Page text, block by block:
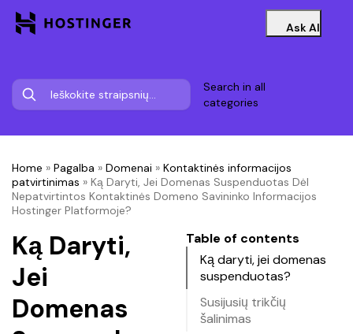
Ask AI
Search in all
categories
Home » Pagalba » Domenai » Kontaktinės informacijos
patvirtinimas » Ką Daryti, Jei Domenas Suspenduotas Dėl
Nepatvirtintos Kontaktinės Domeno Savininko Informacijos
Hostinger Platformoje?
Ką Daryti,
Jei
Domenas
Table of contents
Ką daryti, jei domenas
suspenduotas?
Susijusių trikčių
šalinimas